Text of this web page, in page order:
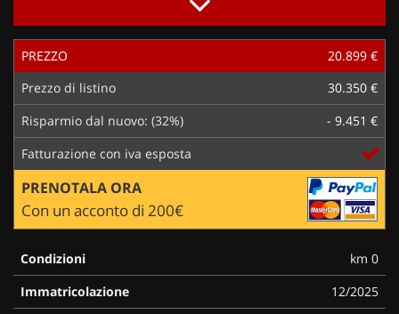
PREZZO
20.899 €
Prezzo di listino
30.350 €
Risparmio dal nuovo: (32%)
- 9.451 €
Fatturazione con iva esposta
PRENOTALA ORA
Con un acconto di 200€
Condizioni
km 0
Immatricolazione
12/2025